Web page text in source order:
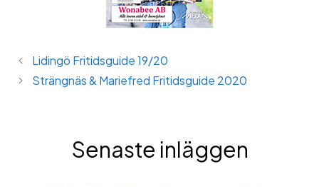
Lidingö Fritidsguide 19/20
Strängnäs & Mariefred Fritidsguide 2020
Senaste inläggen